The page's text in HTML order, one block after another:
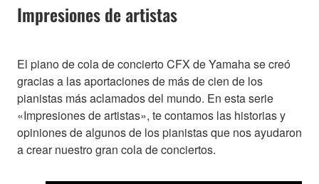
Impresiones de artistas
El piano de cola de concierto CFX de Yamaha se creó
gracias a las aportaciones de más de cien de los
pianistas más aclamados del mundo. En esta serie
«Impresiones de artistas», te contamos las historias y
opiniones de algunos de los pianistas que nos ayudaron
a crear nuestro gran cola de conciertos.